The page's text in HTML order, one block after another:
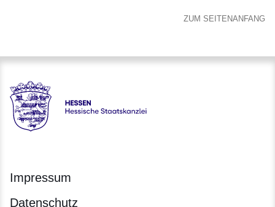
ZUM SEITENANFANG
Hessen - Hessische Staatskanzlei
Impressum
Datenschutz